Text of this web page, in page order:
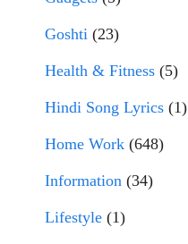
Goshti (23)
Health & Fitness (5)
Hindi Song Lyrics (1)
Home Work (648)
Information (34)
Lifestyle (1)